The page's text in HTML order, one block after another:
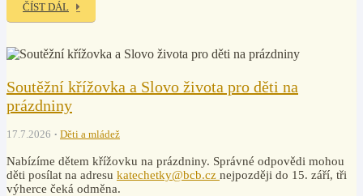
ČÍST DÁL
Soutěžní křížovka a Slovo života pro děti na
prázdniny
17.7.2026 Děti a mládež
Nabízíme dětem křížovku na prázdniny. Správné odpovědi mohou
děti posílat na adresu katechetky@bcb.cz nejpozději do 15. září, tři
výherce čeká odměna.